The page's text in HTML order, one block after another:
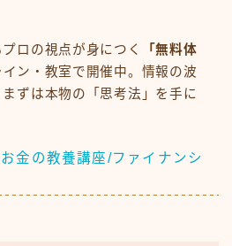
ロの視点が身につく
「無料体
イン・教室で開催中。情報の波
ずは本物の「思考法」を手に
金の教養講座/ファイナンシ